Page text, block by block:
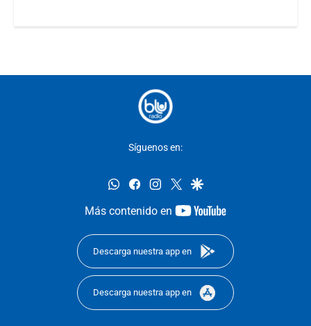
Síguenos en:
whatsappfacebookinstagram
twittergoogle
Más contenido en
youtube-
Descarga nuestra app en
Descarga nuestra app en